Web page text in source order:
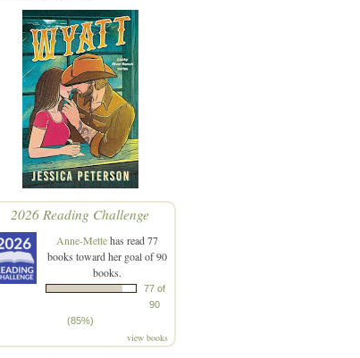
2026 Reading Challenge
Anne-Mettehas read 77
books toward her goal of 90
books.
77 of
90
(85%)
view books